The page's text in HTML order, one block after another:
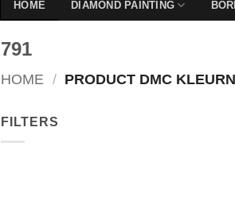
HOME DIAMOND PAINTING
791
HOME / PRODUCT DMC
FILTERS